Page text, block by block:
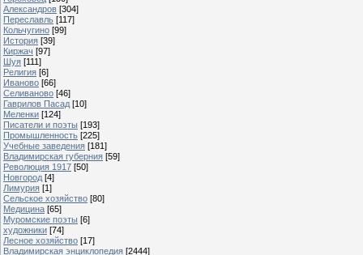
Александров [304]
Переславль [117]
Кольчугино [99]
История [39]
Киржач [97]
Шуя [111]
Религия [6]
Иваново [66]
Селиваново [46]
Гаврилов Пасад [10]
Меленки [124]
Писатели и поэты [193]
Промышленность [225]
Учебные заведения [181]
Владимирская губерния [59]
Революция 1917 [50]
Новгород [4]
Лимурия [1]
Сельское хозяйство [80]
Медицина [65]
Муромские поэты [6]
художники [74]
Лесное хозяйство [17]
Владимирская энциклопедия [2444]